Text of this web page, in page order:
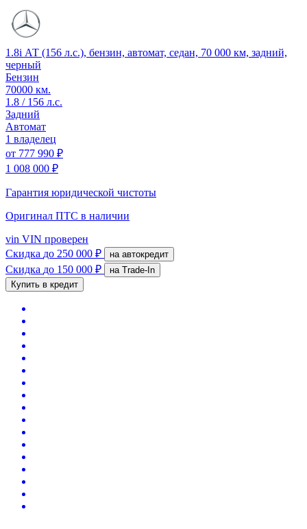
1.8i АТ (156 л.с.), бензин, автомат, седан, 70 000 км, задний,
черный
Бензин
70000 км.
1.8 / 156 л.с.
Задний
Автомат
1 владелец
от 777 990 ₽
1 008 000 ₽
Гарантия юридической чистоты
Оригинал ПТС в наличии
vin VIN проверен
Скидка до 250 000 ₽ на автокредит
Скидка до 150 000 ₽
на Trade-In
Купить в кредит